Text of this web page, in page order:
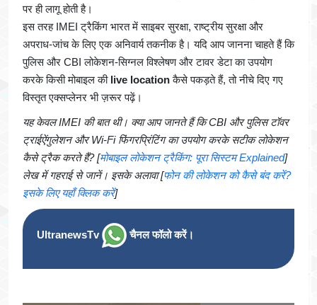
पर ही लागू होती है।
इस तरह IMEI ट्रैकिंग भारत में साइबर सुरक्षा, राष्ट्रीय सुरक्षा और
अपराध-जांच के लिए एक अनिवार्य तकनीक है। यदि आप जानना चाहते हैं कि
पुलिस और CBI लोकेशन-सिग्नल विश्लेषण और टावर डेटा का उपयोग
करके किसी मोबाइल की live locationकैसे पकड़ते हैं, तो नीचे दिए गए
विस्तृत एक्सप्लेनर भी ज़रूर पढ़ें।
यह केवल IMEI की बात थी। क्या आप जानते हैं कि CBI और पुलिस टॉवर
ट्राईऐंगुलेशन और Wi-Fi फिंगरप्रिंटिंग का उपयोग करके सटीक लोकेशन
कैसे ट्रैक करते हैं? [मोबाइल लोकेशन ट्रैकिंग: पूरा सिस्टम Explained]
लेख में गहराई से जानें। इसके अलावा [फोन की लोकेशन को कैसे बंद करें?
इसके लिए यहाँ क्लिक करें]
UltranewsTv चैनल फॉलो करें।